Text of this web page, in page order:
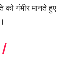
को गंभीर मानते हुए